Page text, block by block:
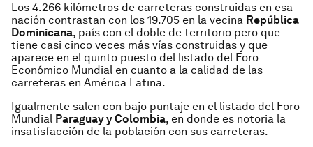
Los 4.266 kilómetros de carreteras construidas en esa
nación contrastan con los 19.705 en la vecina República
Dominicana, país con el doble de territorio pero que
tiene casi cinco veces más vías construidas y que
aparece en el quinto puesto del listado del Foro
Económico Mundial en cuanto a la calidad de las
carreteras en América Latina.
Igualmente salen con bajo puntaje en el listado del Foro
Mundial Paraguay y Colombia, en donde es notoria la
insatisfacción de la población con sus carreteras.